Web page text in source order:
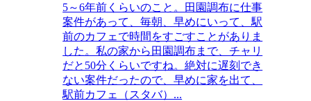
5～6年前くらいのこと。田園調布に仕事
案件があって、毎朝、早めにいって、駅
前のカフェで時間をすごすことがありま
した。私の家から田園調布まで、チャリ
だと50分くらいですね。絶対に遅刻でき
ない案件だったので、早めに家を出て、
駅前カフェ（スタバ）...